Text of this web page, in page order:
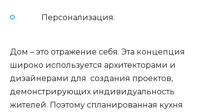
Персонализация.
Дом – это отражение себя. Эта концепция
широко используется архитекторами и
дизайнерами для создания проектов,
демонстрирующих индивидуальность
жителей. Поэтому спланированная кухня